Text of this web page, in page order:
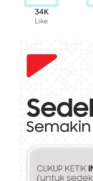
34K
Like